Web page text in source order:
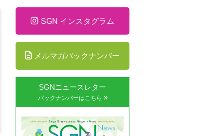
SGN インスタグラム
メルマガバックナンバー
SGNニュースレター
バックナンバーはこちら »